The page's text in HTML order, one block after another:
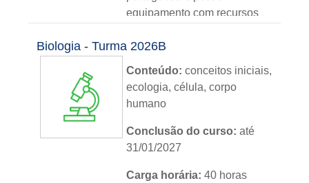
equipamento com recursos
Metodologia:sem tutoria
Biologia - Turma 2026B
Conteúdo:conceitos iniciais,
ecologia, célula, corpo
humano
Conclusão do curso: até
31/01/2027
Carga horária: 40 horas